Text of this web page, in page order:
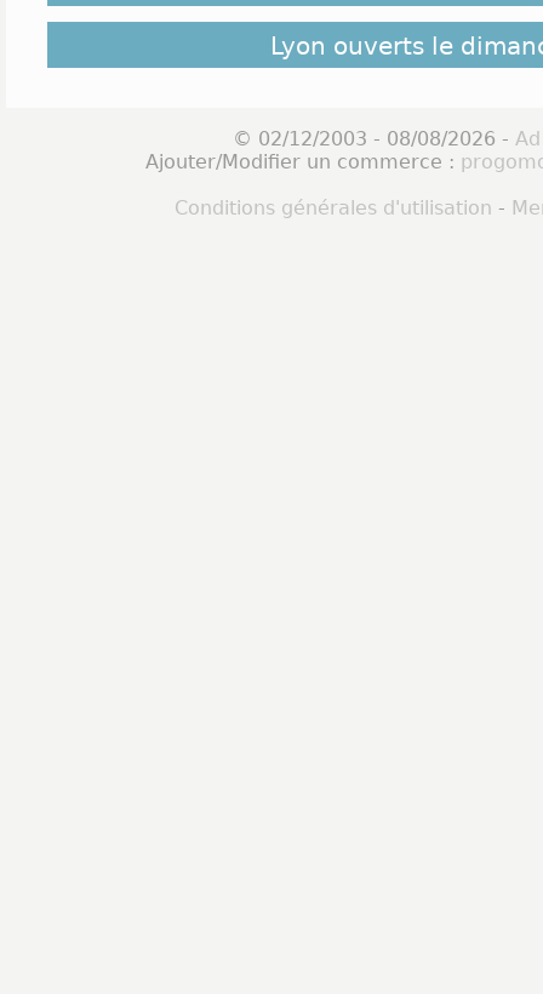
Lyon ouverts le
© 02/12/2003 - 08/08/2026 -
Ajouter/Modifier un commerce :
Conditions générales d'utilisation -